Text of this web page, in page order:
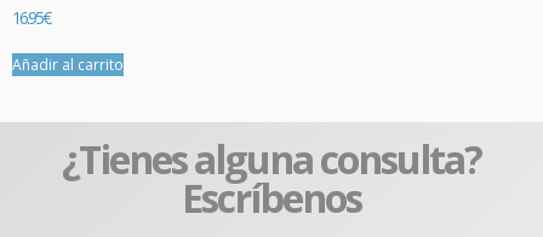
16.95€
Añadir al carrito
¿Tienes alguna consulta?
Escríbenos